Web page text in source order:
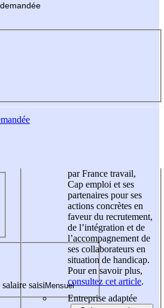
demandée
saisi
par France travail,
Cap emploi et ses
partenaires pour ses
actions concrètes en
faveur du recrutement,
de l’intégration et de
l’accompagnement de
ses collaborateurs en
situation de handicap.
Pour en savoir plus,
consultez cet article.
Entreprise adaptée